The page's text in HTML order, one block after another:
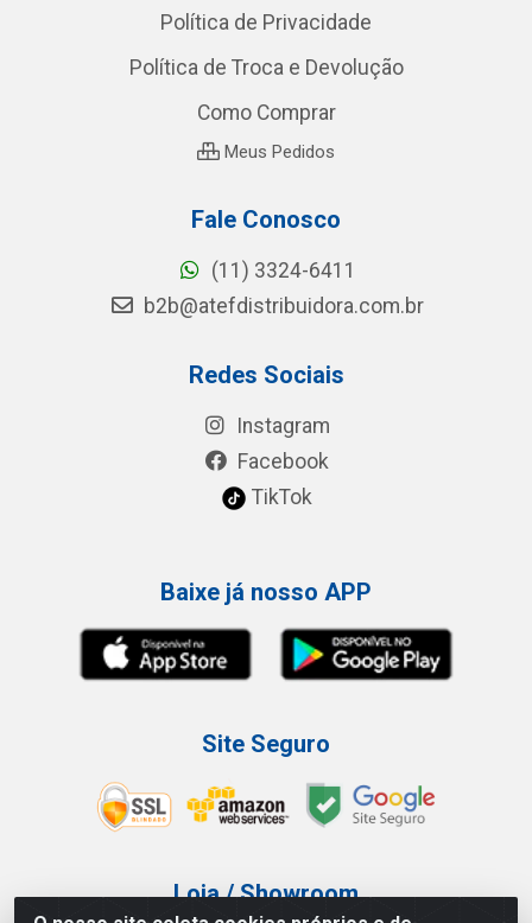
Política de Privacidade
Política de Troca e Devolução
Como Comprar
Meus Pedidos
Fale Conosco
(11) 3324-6411
b2b@atefdistribuidora.com.br
Redes Sociais
Instagram
Facebook
TikTok
Baixe já nosso APP
Site Seguro
Loja / Showroom